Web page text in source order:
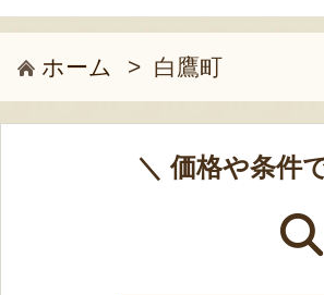
ホーム > 白鷹町
＼ 価格や条件